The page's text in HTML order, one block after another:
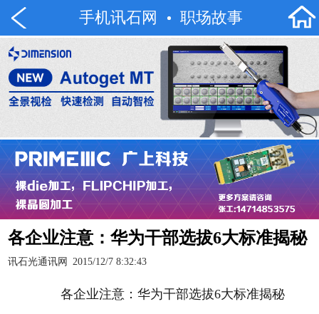
手机讯石网 职场故事
各企业注意：华为干部选拔6大标准揭秘
讯石光通讯网 2015/12/7 8:32:43
各企业注意：华为干部选拔6大标准揭秘